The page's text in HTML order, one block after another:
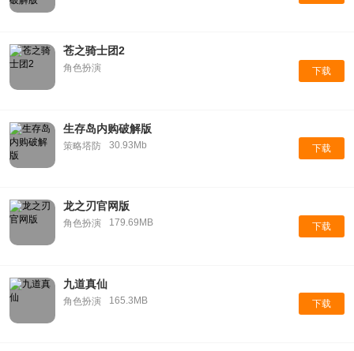
苍之骑士团2
角色扮演 下载
生存岛内购破解版
策略塔防 30.93Mb 下载
龙之刃官网版
角色扮演 179.69MB 下载
九道真仙
角色扮演 165.3MB 下载